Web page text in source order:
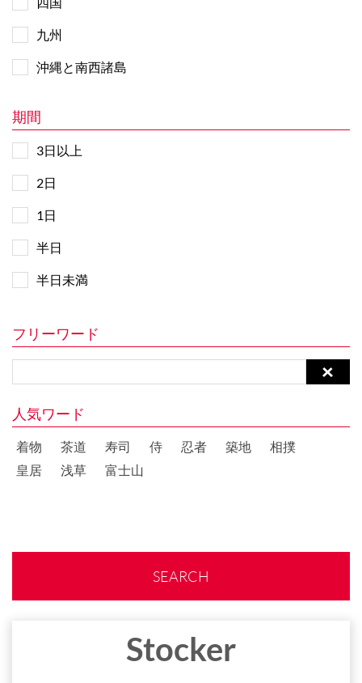
九州
沖縄と南西諸島
期間
3日以上
2日
1日
半日
半日未満
フリーワード
人気ワード
着物 茶道 寿司 侍 忍者 築地
相撲
皇居
浅草 富士山
SEARCH
Stocker